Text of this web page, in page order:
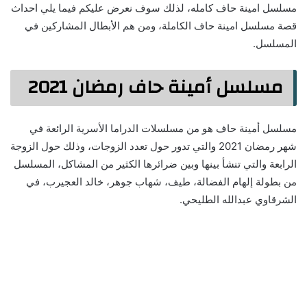
مسلسل امينة حاف كامله، لذلك سوف نعرض عليكم فيما يلي احداث
قصة مسلسل امينة حاف الكاملة، ومن هم الأبطال المشاركين في
المسلسل.
مسلسل أمينة حاف رمضان 2021
مسلسل أمينة حاف هو من مسلسلات الدراما الأسرية الرائعة في
شهر رمضان 2021 والتي تدور حول تعدد الزوجات، وذلك حول الزوجة
الرابعة والتي تنشأ بينها وبين ضرائرها الكثير من المشاكل، المسلسل
من بطولة إلهام الفضالة، طيف، شهاب جوهر، خالد العجيرب، في
الشرقاوي عبدالله الطليحي.